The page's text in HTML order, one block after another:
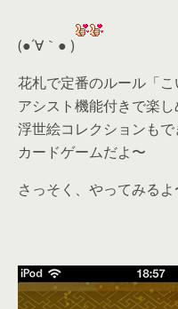
(●´∀｀● )
花札で定番のルール「
アシスト機能付きで楽し
浮世絵コレクションもで
カードゲームだよ〜
さっそく、やってみるよ